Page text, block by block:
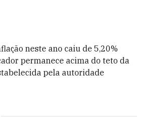
neste ano caiu de 5,20%
permanece acima do teto da
pela autoridade